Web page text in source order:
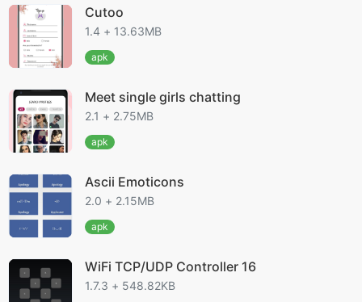
Cutoo
1.4 + 13.63MB
apk
Meet single girls chatting
2.1 + 2.75MB
apk
Ascii Emoticons
2.0 + 2.15MB
apk
WiFi TCP/UDP Controller 16
1.7.3 + 548.82KB